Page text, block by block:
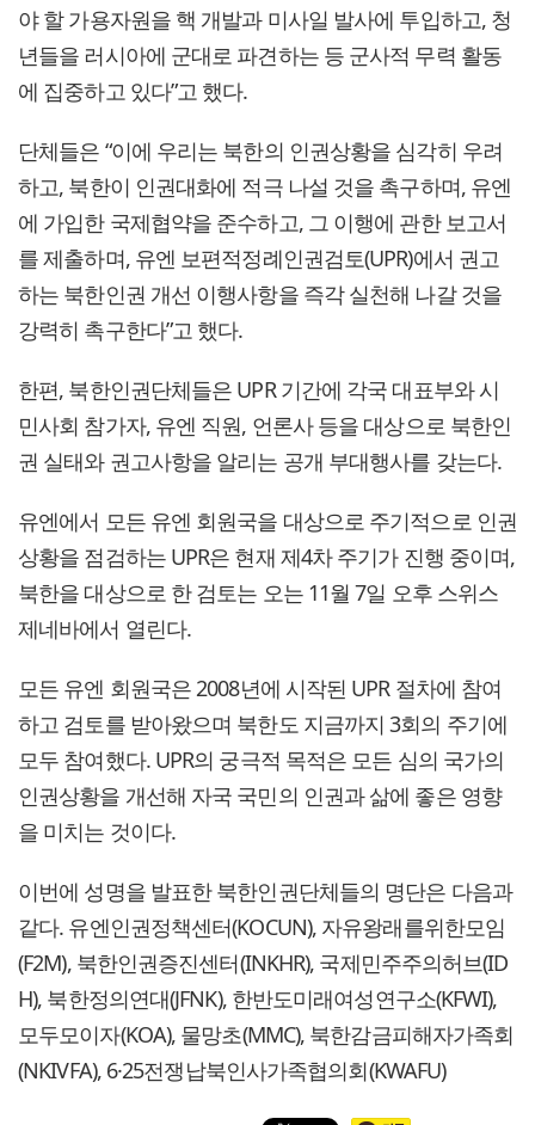
야 할 가용자원을 핵 개발과 미사일 발사에 투입하고, 청
년들을 러시아에 군대로 파견하는 등 군사적 무력 활동
에 집중하고 있다”고 했다.
단체들은 “이에 우리는 북한의 인권상황을 심각히 우려
하고, 북한이 인권대화에 적극 나설 것을 촉구하며, 유엔
에 가입한 국제협약을 준수하고, 그 이행에 관한 보고서
를 제출하며, 유엔 보편적정례인권검토(UPR)에서 권고
하는 북한인권 개선 이행사항을 즉각 실천해 나갈 것을
강력히 촉구한다”고 했다.
한편, 북한인권단체들은 UPR 기간에 각국 대표부와 시
민사회 참가자, 유엔 직원, 언론사 등을 대상으로 북한인
권 실태와 권고사항을 알리는 공개 부대행사를 갖는다.
유엔에서 모든 유엔 회원국을 대상으로 주기적으로 인권
상황을 점검하는 UPR은 현재 제4차 주기가 진행 중이며,
북한을 대상으로 한 검토는 오는 11월 7일 오후 스위스
제네바에서 열린다.
모든 유엔 회원국은 2008년에 시작된 UPR 절차에 참여
하고 검토를 받아왔으며 북한도 지금까지 3회의 주기에
모두 참여했다. UPR의 궁극적 목적은 모든 심의 국가의
인권상황을 개선해 자국 국민의 인권과 삶에 좋은 영향
을 미치는 것이다.
이번에 성명을 발표한 북한인권단체들의 명단은 다음과
같다. 유엔인권정책센터(KOCUN), 자유왕래를위한모임
(F2M), 북한인권증진센터(INKHR), 국제민주주의허브(ID
H), 북한정의연대(JFNK), 한반도미래여성연구소(KFWI),
모두모이자(KOA), 물망초(MMC), 북한감금피해자가족회
(NKIVFA), 6·25전쟁납북인사가족협의회(KWAFU)